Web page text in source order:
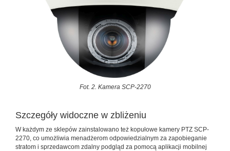
Fot. 2. Kamera SCP-2270
Szczegóły widoczne w zbliżeniu
W każdym ze sklepów zainstalowano też kopułowe kamery PTZ SCP-
2270, co umożliwia menadżerom odpowiedzialnym za zapobieganie
stratom i sprzedawcom zdalny podgląd za pomocą aplikacji mobilnej